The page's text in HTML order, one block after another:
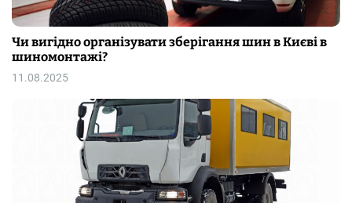
Чи вигідно організувати зберігання шин в Києві в
шиномонтажі?
11.08.2025